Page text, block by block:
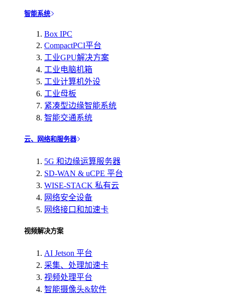
智能系统
Box IPC
CompactPCI平台
工业GPU解决方案
工业电脑机箱
工业计算机外设
工业母板
紧凑型边缘智能系统
智能交通系统
云、网络和服务器
5G 和边缘运算服务器
SD-WAN & uCPE 平台
WISE-STACK 私有云
网络安全设备
网络接口和加速卡
视频解决方案
AI Jetson 平台
采集、处理加速卡
视频处理平台
智能摄像头&软件